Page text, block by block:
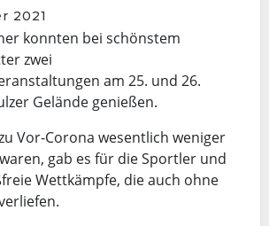
2021
konnten bei schönstem
zwei
am 25. und 26.
Gelände genießen.
Vor-Corona wesentlich weniger
gab es für die Sportler und
Wettkämpfe, die auch ohne